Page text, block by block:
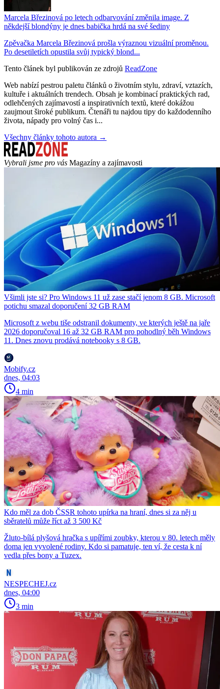
Marcela Březinová po letech odbarvování změnila image. Z
někdejší blondýny je dnes babička hrdá na své šediny
Zpěvačka Marcela Březinová prošla výraznou vizuální proměnou.
Po desetiletích opustila svůj typický blond...
Tento článek byl publikován ze zdrojů ReadZone
Web nabízí pestrou paletu článků o životním stylu, zdraví, vztazích,
kultuře i aktuálních trendech. Obsah je kombinací praktických rad,
odlehčených zajímavostí a inspirativních textů, které dokážou
zaujmout široké publikum. Čtenáři tu najdou tipy do každodenního
života, nápady pro volný čas i...
Všechny články tohoto autora →
Vybrali jsme pro vás Magazíny a zajímavosti
Všimli jste si? Pro Windows 11 už zase stačí jenom 8 GB. Microsoft
potichu smazal doporučení 32 GB RAM
Microsoft z webu tiše odstranil dokumenty, ve kterých ještě na jaře
2026 doporučoval 16 až 32 GB RAM pro pohodlný běh Windows
11. Dnes znovu prodává notebooky s 8 GB.
Mobify.cz
dnes, 04:03
4 min
Kdo měl za dob ČSSR tohoto upírka na hraní, dnes si za něj u
sběratelů může říct až 3 500 Kč
Žluto-bílá plyšová hračka s upířími zoubky, kterou v 80. letech měly
doma jen vyvolené rodiny. Kdo si pamatuje, ten ví, že cesta k ní
vedla přes bony a Tuzex.
NESPECHEJ.cz
dnes, 04:00
3 min